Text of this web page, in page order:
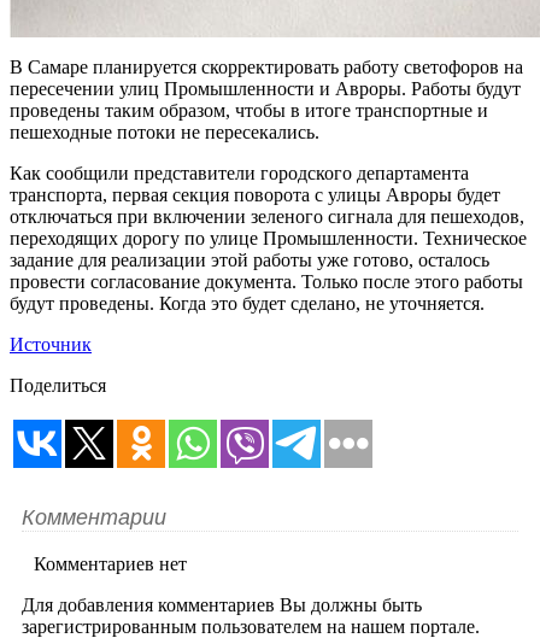
В Самаре планируется скорректировать работу светофоров на
пересечении улиц Промышленности и Авроры. Работы будут
проведены таким образом, чтобы в итоге транспортные и
пешеходные потоки не пересекались.
Как сообщили представители городского департамента
транспорта, первая секция поворота с улицы Авроры будет
отключаться при включении зеленого сигнала для пешеходов,
переходящих дорогу по улице Промышленности. Техническое
задание для реализации этой работы уже готово, осталось
провести согласование документа. Только после этого работы
будут проведены. Когда это будет сделано, не уточняется.
Источник
Поделиться
Комментарии
Комментариев нет
Для добавления комментариев Вы должны быть
зарегистрированным пользователем на нашем портале.